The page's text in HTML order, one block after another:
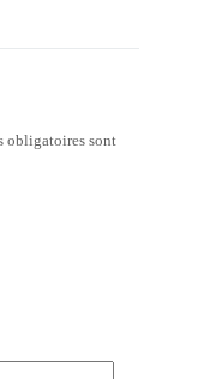
obligatoires sont